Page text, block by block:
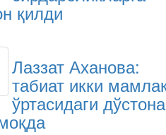
қилди
Лаззат Аханова:
табиат икки
ўртасидаги дўстона